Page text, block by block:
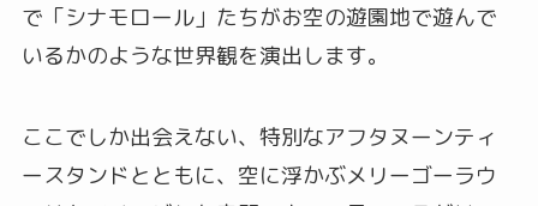
で「シナモロール」たちがお空の遊園地で遊んで
いるかのような世界観を演出します。
ここでしか出会えない、特別なアフタヌーンティ
ースタンドとともに、空に浮かぶメリーゴーラウ